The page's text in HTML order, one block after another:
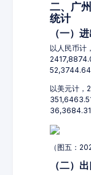
二、广
统计
（一）
以人民币计
以美元计，
（图五：
（二）